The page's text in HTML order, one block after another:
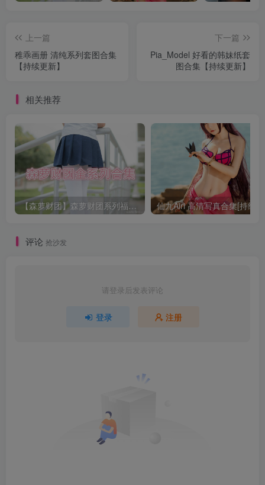
上一篇
稚乖画册 清纯系列套图合集
【持续更新】
下一篇
Pia_Model 好看的韩妹纸套
图合集【持续更新】
相关推荐
【森萝财团】森萝财团系列福利原版无水印合集下载[与本站内容同步更新] 仙九Airi 高清写真合集[持续
评论 抢沙发
请登录后发表评论
登录 注册